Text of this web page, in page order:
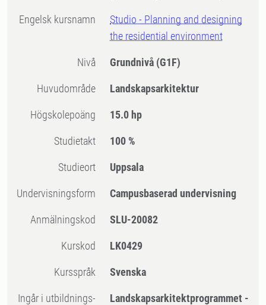
Engelsk kursnamn
Studio - Planning and designing
the residential environment
Nivå Grundnivå (G1F)
Huvudområde Landskapsarkitektur
högskolepoäng 15.0 hp
Studietakt 100 %
Studieort Uppsala
Undervisningsform Campusbaserad undervisning
Anmälningskod SLU-20082
Kurskod LK0429
Kursspråk Svenska
Ingår i utbildnings-
Landskapsarkitektprogrammet -